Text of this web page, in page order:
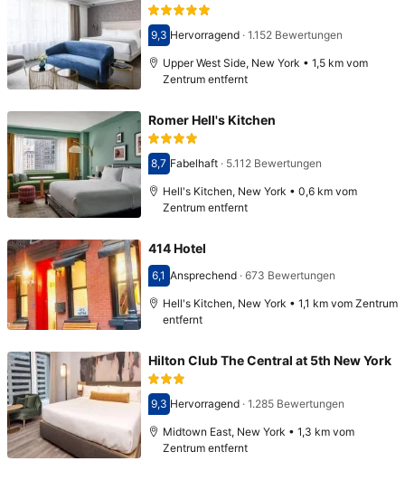
Bewertet mit 9,3
9,3 Hervorragend· 1.152 Bewertungen
Upper West Side, New York • 1,5 km vom
Zentrum entfernt
Romer Hell's Kitchen
Bewertet mit 8,7
8,7 Fabelhaft· 5.112 Bewertungen
Hell's Kitchen, New York • 0,6 km vom
Zentrum entfernt
414 Hotel
Bewertet mit 6,1
6,1 Ansprechend· 673 Bewertungen
Hell's Kitchen, New York • 1,1 km vom Zentrum
entfernt
Hilton Club The Central at 5th New York
Bewertet mit 9,3
9,3 Hervorragend· 1.285 Bewertungen
Midtown East, New York • 1,3 km vom
Zentrum entfernt